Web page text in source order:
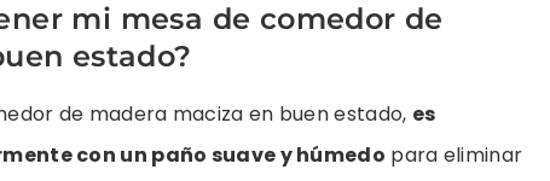
mi mesa de comedor de
estado?
de madera maciza en buen estado, es
con un paño suave y húmedo para eliminar